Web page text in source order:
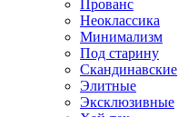
Прованс
Неоклассика
Минимализм
Под старину
Скандинавские
Элитные
Эксклюзивные